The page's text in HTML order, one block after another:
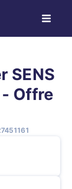
SENS
Offre